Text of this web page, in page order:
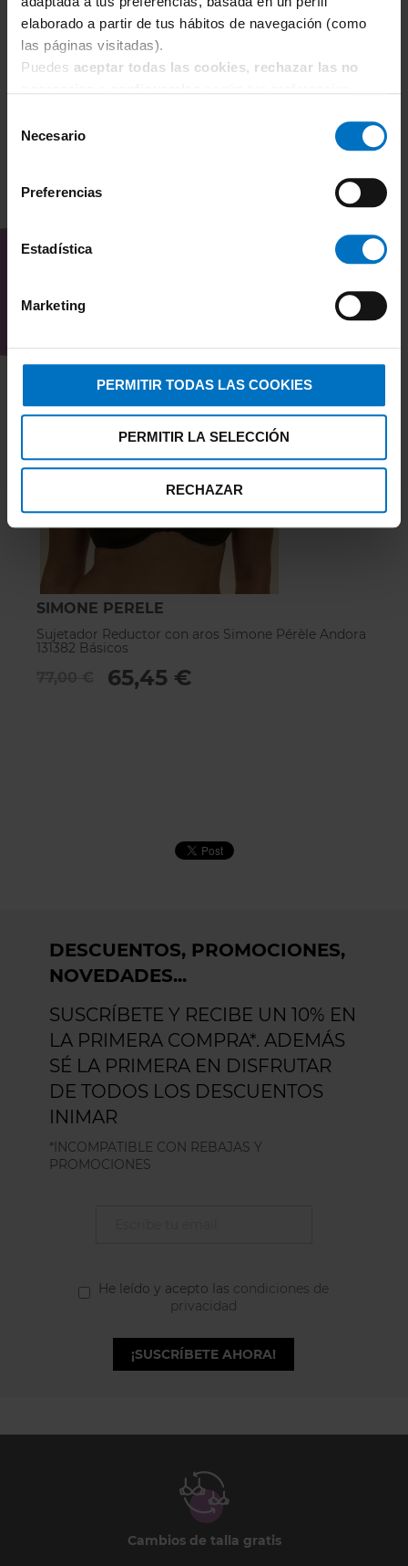
elaborado a partir de tus hábitos de navegación (como
las páginas visitadas).
Puedes aceptar todas las cookies, rechazar las no
Necesario
Preferencias
Estadística
Marketing
PERMITIR TODAS LAS COOKIES
PERMITIR LA SELECCIÓN
RECHAZAR
23,50 € 21,15 €
SIMONE PERELE
Sujetador Reductor con aros Simone Pérèle Andora
131382 Básicos
65,45 €
DESCUENTOS, PROMOCIONES,
NOVEDADES...
SUSCRÍBETE Y RECIBE UN 10% EN
LA PRIMERA COMPRA*. ADEMÁS
SÉ LA PRIMERA EN DISFRUTAR
DE TODOS LOS DESCUENTOS
INIMAR
*INCOMPATIBLE CON REBAJAS Y
PROMOCIONES
He leído y acepto las condiciones de
privacidad
¡SUSCRÍBETE AHORA!
Cambios de talla gratis